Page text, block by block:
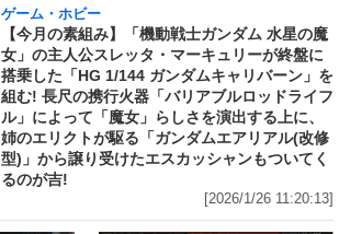
ゲーム・ホビー
【今月の素組み】「機動戦士ガンダム 水星の魔
女」の主人公スレッタ・マーキュリーが終盤に
搭乗した「HG 1/144 ガンダムキャリバーン」を
組む! 長尺の携行火器「バリアブルロッドライフ
ル」によって「魔女」らしさを演出する上に、
姉のエリクトが駆る「ガンダムエアリアル(改修
型)」から譲り受けたエスカッシャンもついてく
るのが吉!
[2026/1/26 11:20:13]